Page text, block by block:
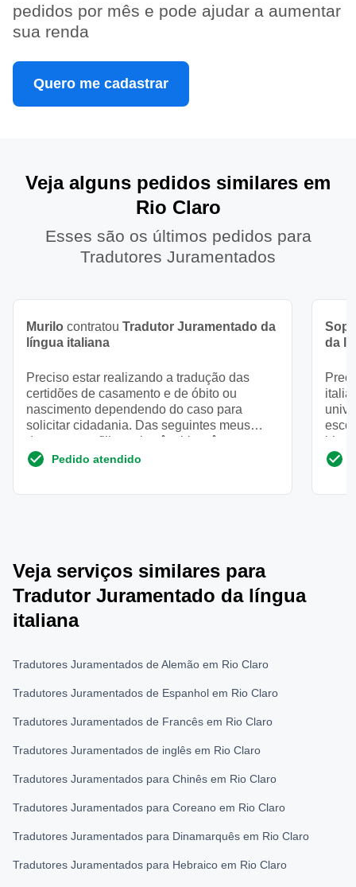
pedidos por mês e pode ajudar a aumentar
sua renda
Quero me cadastrar
Veja alguns pedidos similares em
Rio Claro
Esses são os últimos pedidos para
Tradutores Juramentados
Murilo contratou Tradutor Juramentado da
língua italiana
Preciso estar realizando a tradução das
certidões de casamento e de óbito ou
nascimento dependendo do caso para
solicitar cidadania. Das seguintes meus
documentos filho pai avô e bisavô p...
Pedido atendido
da
Veja serviços similares para
Tradutor Juramentado da língua
italiana
Tradutores Juramentados de Alemão em Rio Claro
Tradutores Juramentados de Espanhol em Rio Claro
Tradutores Juramentados de Francês em Rio Claro
Tradutores Juramentados de inglês em Rio Claro
Tradutores Juramentados para Chinês em Rio Claro
Tradutores Juramentados para Coreano em Rio Claro
Tradutores Juramentados para Dinamarquês em Rio Claro
Tradutores Juramentados para Hebraico em Rio Claro